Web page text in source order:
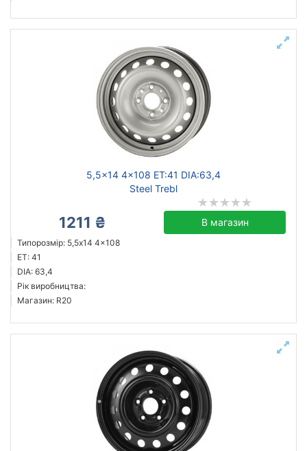
5,5x14 4x108 ET:41 DIA:63,4
Steel Trebl
1211 ₴ В магазин
Типорозмір: 5,5x14 4x108
ET: 41
DIA: 63,4
Рік виробництва:
Магазин: R20